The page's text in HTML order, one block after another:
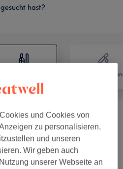
hast?
ab 2 €
ab 12 €
und Cookies von
zu personalisieren,
und unseren
Wir geben auch
unserer Webseite an